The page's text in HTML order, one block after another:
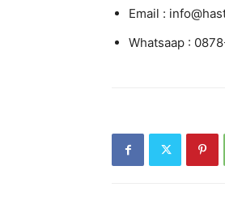
Email :
Whatsaap :